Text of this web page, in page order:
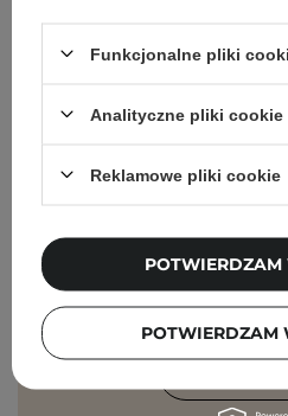
beauty nowości -
Podaj swój adres email
Zgadzam się na
wiadomości
Cosibella sp. z
prywatności.
Funkcjonalne pliki
Analityczne pliki cookie
Reklamowe pliki cookie
POTWIERDZAM
POTWIERDZAM